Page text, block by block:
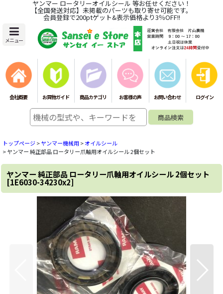
ヤンマー ロータリーオイルシール 等お任せください！
【全国発送対応】未掲載のパーツも取り寄せ可能です。
会員登録で200ptゲット&表示価格より3％OFF!!
メニュー
会社概要 お買物ガイド 商品カテゴリ お客様の声 お問い合わせ ログイン
トップページ>ヤンマー機械用 >オイルシール
>ヤンマー 純正部品 ロータリー爪軸用オイルシール 2個セット
ヤンマー 純正部品 ロータリー爪軸用オイルシール 2個セット
[1E6030-34230x2]